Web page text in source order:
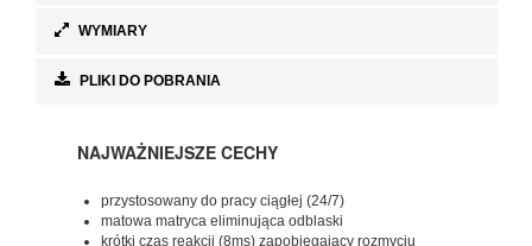
WYMIARY
PLIKI DO POBRANIA
NAJWAŻNIEJSZE CECHY
przystosowany do pracy ciągłej (24/7)
matowa matryca eliminująca odblaski
krótki czas reakcji (8ms) zapobiegający rozmyciu